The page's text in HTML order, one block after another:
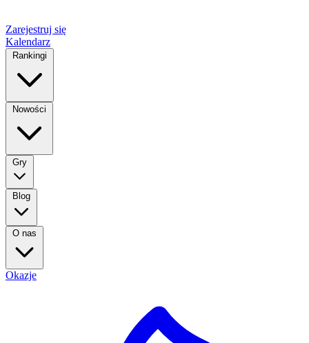
Zarejestruj się
Kalendarz
Rankingi
Nowości
Gry
Blog
O nas
Okazje